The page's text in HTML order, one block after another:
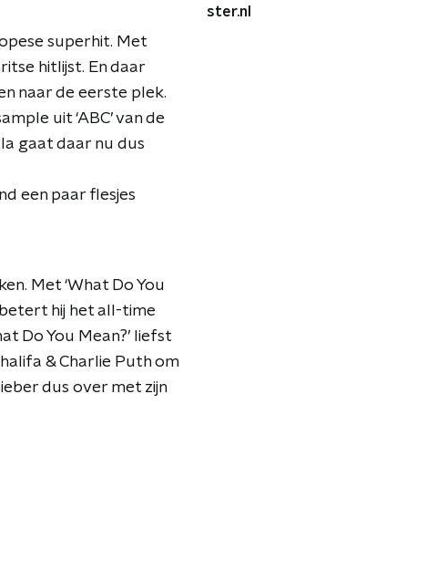
superhit. Met
hitlijst. En daar
naar de eerste plek.
uit ‘ABC’ van de
gaat daar nu dus
een paar flesjes
Met ‘What Do You
hij het all-time
Do You Mean?’ liefst
& Charlie Puth om
dus over met zijn
ster.nl